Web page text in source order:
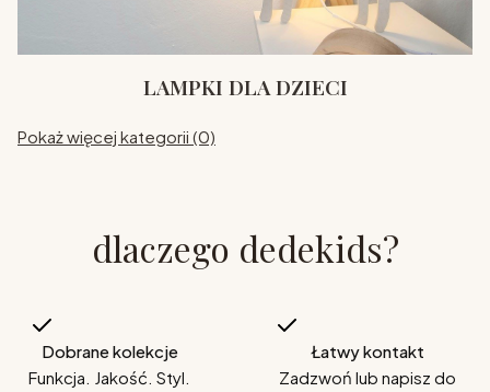
LAMPKI DLA DZIECI
Pokaż więcej kategorii (0)
dlaczego dedekids?
Dobrane kolekcje
Funkcja. Jakość. Styl.
Łatwy kontakt
Zadzwoń lub napisz do